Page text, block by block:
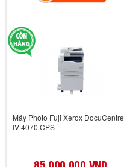
Máy Photo Fuji Xerox DocuCentre
IV 4070 CPS